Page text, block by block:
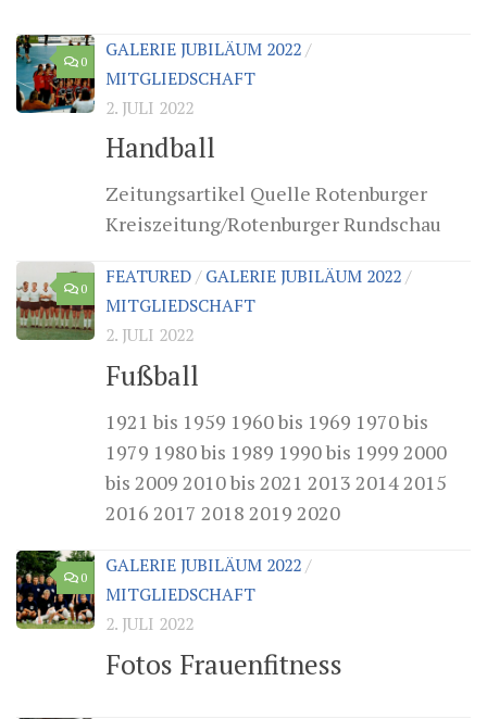
0
GALERIE JUBILÄUM 2022/
MITGLIEDSCHAFT
2. JULI 2022
Handball
Zeitungsartikel Quelle Rotenburger
Kreiszeitung/Rotenburger Rundschau
0
FEATURED/GALERIE JUBILÄUM 2022/
MITGLIEDSCHAFT
2. JULI 2022
Fußball
1921 bis 1959 1960 bis 1969 1970 bis
1979 1980 bis 1989 1990 bis 1999 2000
bis 2009 2010 bis 2021 2013 2014 2015
2016 2017 2018 2019 2020
0
GALERIE JUBILÄUM 2022/
MITGLIEDSCHAFT
2. JULI 2022
Fotos Frauenfitness